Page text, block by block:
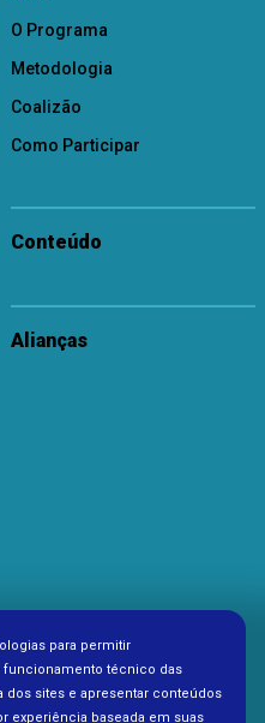
O Programa
Metodologia
Coalizão
Como Participar
Conteúdo
Alianças
para permitir
técnico das
dos sites e apresentar conteúdos
experiência baseada em suas